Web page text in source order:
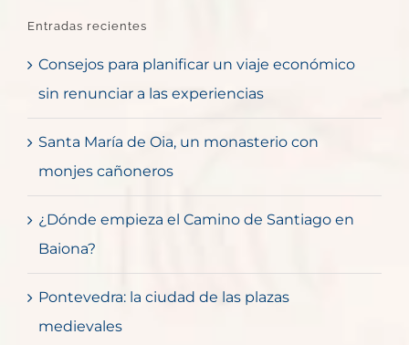
Entradas recientes
Consejos para planificar un viaje económico
sin renunciar a las experiencias
Santa María de Oia, un monasterio con
monjes cañoneros
¿Dónde empieza el Camino de Santiago en
Baiona?
Pontevedra: la ciudad de las plazas
medievales